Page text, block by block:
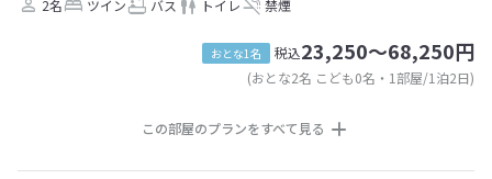
2名 ツイン バス トイレ 禁煙
おとな1名 税込23,250～68,250円
(おとな2名 こども0名・1部屋/1泊2日)
この部屋のプランをすべて見る